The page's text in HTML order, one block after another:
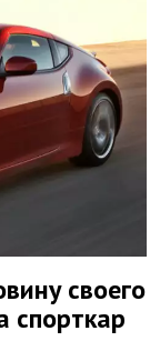
своего
спорткар